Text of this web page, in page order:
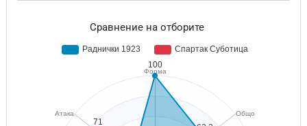
Сравнение на отборите